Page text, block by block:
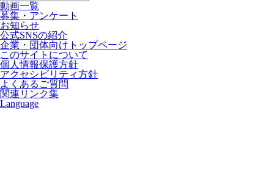
動画一覧
募集・アンケート
お知らせ
公式SNSの紹介
企業・団体向けトップページ
このサイトについて
個人情報保護方針
アクセシビリティ方針
よくあるご質問
関連リンク集
Language